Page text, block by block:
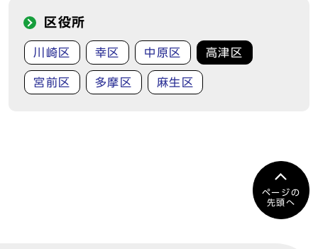
区役所
川崎区 幸区 中原区 高津区
宮前区 多摩区 麻生区
ページの
先頭へ